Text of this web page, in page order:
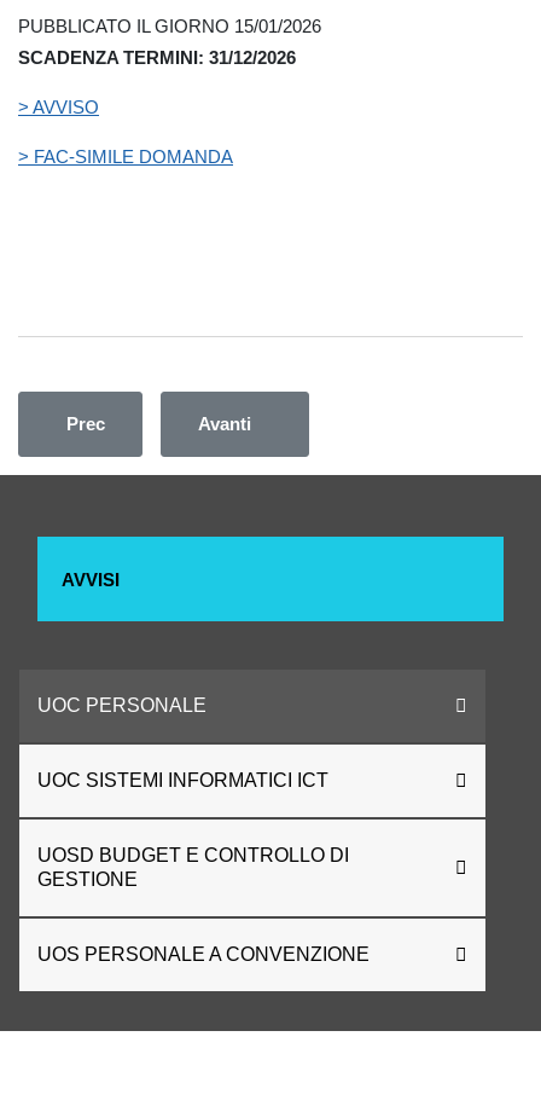
PUBBLICATO IL GIORNO 15/01/2026
SCADENZA TERMINI: 31/12/2026
> AVVISO
> FAC-SIMILE DOMANDA
Articolo precedente: AVVISO PUBBLICO DI MOBILITA’
Prec Articolo successivo: Avviso pubblico,
Avanti
AVVISI
UOC PERSONALE
UOC SISTEMI INFORMATICI ICT
UOSD BUDGET E CONTROLLO DI
GESTIONE
UOS PERSONALE A CONVENZIONE